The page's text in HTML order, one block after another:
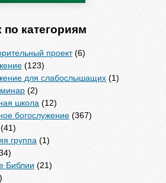
по категориям
проект (6)
(123)
для слабослышащих (1)
(2)
школа (12)
богослужение (367)
(41)
группа (1)
Библии (21)